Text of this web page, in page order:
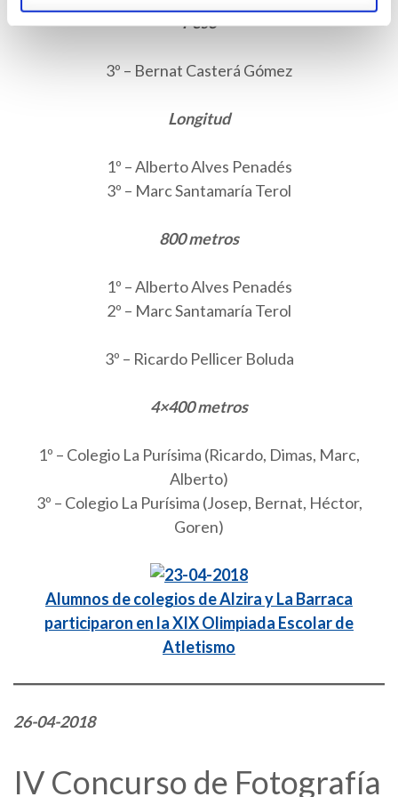
Peso
3º – Bernat Casterá Gómez
Longitud
1º – Alberto Alves Penadés
3º – Marc Santamaría Terol
800 metros
1º – Alberto Alves Penadés
2º – Marc Santamaría Terol
3º – Ricardo Pellicer Boluda
4×400 metros
1º – Colegio La Purísima (Ricardo, Dimas, Marc,
Alberto)
3º – Colegio La Purísima (Josep, Bernat, Héctor,
Goren)
Alumnos de colegios de Alzira y La Barraca
participaron en la XIX Olimpiada Escolar de
Atletismo
26-04-2018
IV Concurso de Fotografía